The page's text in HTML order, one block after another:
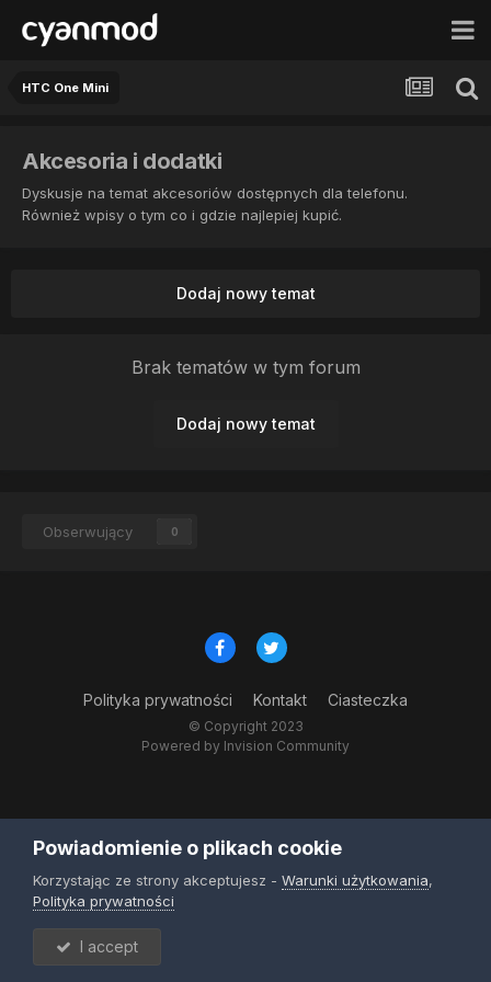
HTC One Mini
Akcesoria i dodatki
Dyskusje na temat akcesoriów dostępnych dla telefonu.
Również wpisy o tym co i gdzie najlepiej kupić.
Dodaj nowy temat
Brak tematów w tym forum
Dodaj nowy temat
Obserwujący 0
Polityka prywatności Kontakt Ciasteczka
© Copyright 2023
Powered by Invision Community
Powiadomienie o plikach cookie
Korzystając ze strony akceptujesz - Warunki użytkowania,
Polityka prywatności
I accept